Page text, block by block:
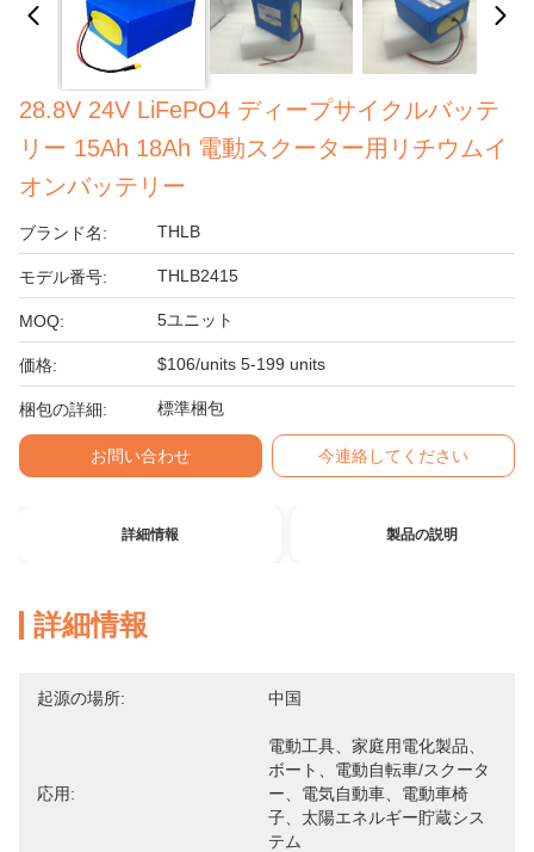
28.8V 24V LiFePO4 ディープサイクルバッテ
リー 15Ah 18Ah 電動スクーター用リチウムイ
オンバッテリー
ブランド名: THLB
モデル番号: THLB2415
MOQ: 5ユニット
価格: $106/units 5-199 units
梱包の詳細: 標準梱包
お問い合わせ 今連絡してください
詳細情報 製品の説明
詳細情報
起源の場所: 中国
応用:
電動工具、家庭用電化製品、
ボート、電動自転車/スクータ
ー、電気自動車、電動車椅
子、太陽エネルギー貯蔵シス
テム